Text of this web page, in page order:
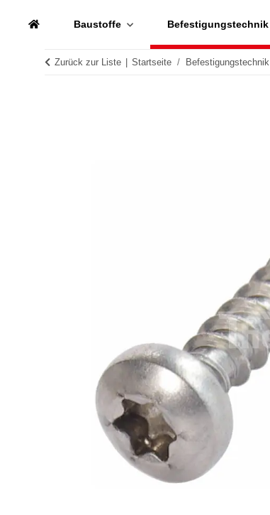
Baustoffe Befestigungstechnik
Zurück zur Liste Startseite Befestigungstechnik